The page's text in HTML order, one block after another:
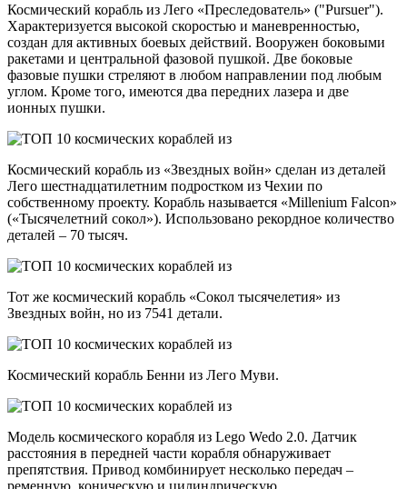
Космический корабль из Лего «Преследователь» ("Pursuer").
Характеризуется высокой скоростью и маневренностью,
создан для активных боевых действий. Вооружен боковыми
ракетами и центральной фазовой пушкой. Две боковые
фазовые пушки стреляют в любом направлении под любым
углом. Кроме того, имеются два передних лазера и две
ионных пушки.
Космический корабль из «Звездных войн» сделан из деталей
Лего шестнадцатилетним подростком из Чехии по
собственному проекту. Корабль называется «Millenium Falcon»
(«Тысячелетний сокол»). Использовано рекордное количество
деталей – 70 тысяч.
Тот же космический корабль «Сокол тысячелетия» из
Звездных войн, но из 7541 детали.
Космический корабль Бенни из Лего Муви.
Модель космического корабля из Lego Wedo 2.0. Датчик
расстояния в передней части корабля обнаруживает
препятствия. Привод комбинирует несколько передач –
ременную, коническую и цилиндрическую.